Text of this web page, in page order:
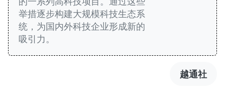
举措逐步构建大规模科技生态系
统，为国内外科技企业形成新的
吸引力。
越通社